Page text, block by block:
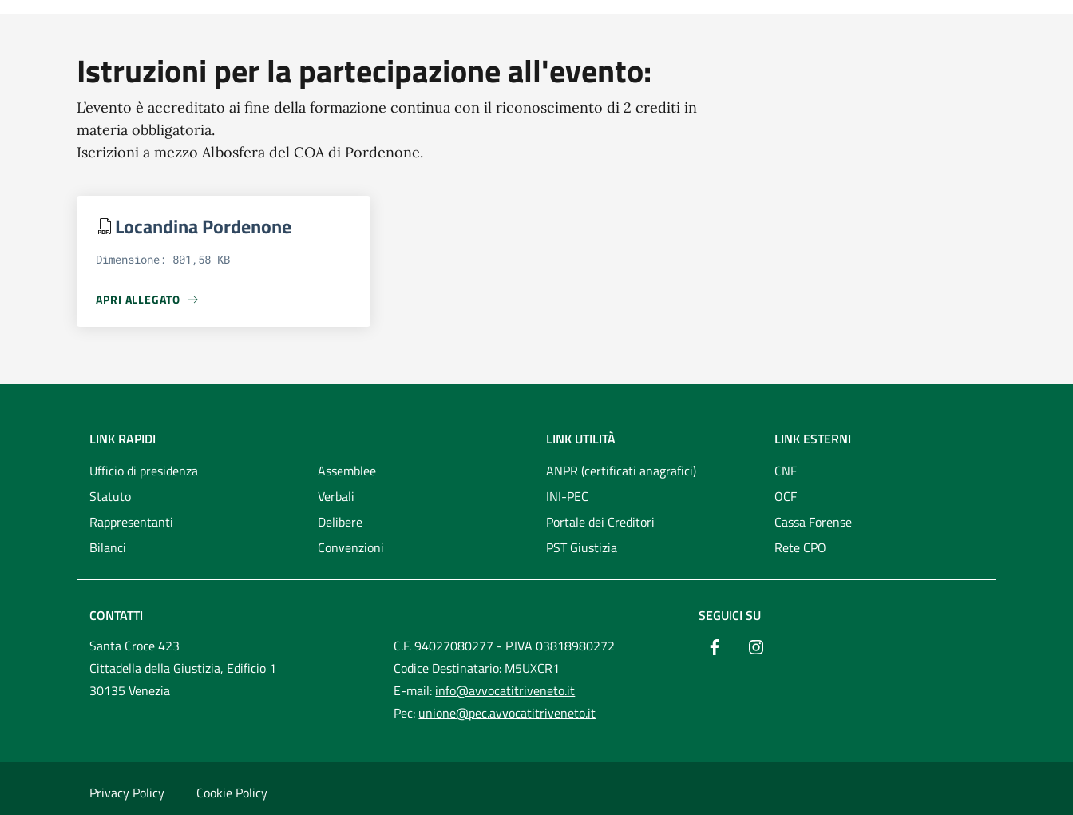
Istruzioni per la partecipazione all'evento:
L’evento è accreditato ai fine della formazione continua con il riconoscimento di 2 crediti in
materia obbligatoria.
Iscrizioni a mezzo Albosfera del COA di Pordenone.
Locandina Pordenone
Dimensione: 801,58 KB
APRI ALLEGATO
APRI ALLEGATO LOCANDINA PORDENONE
LINK RAPIDI
Ufficio di presidenza
Statuto
Rappresentanti
Bilanci
Assemblee
Verbali
Delibere
Convenzioni
LINK UTILITÀ
ANPR (certificati anagrafici)
INI-PEC
Portale dei Creditori
PST Giustizia
LINK ESTERNI
CNF
OCF
Cassa Forense
Rete CPO
CONTATTI
Santa Croce 423
Cittadella della Giustizia, Edificio 1
30135 Venezia
C.F. 94027080277 - P.IVA 03818980272
Codice Destinatario: M5UXCR1
E-mail: info@avvocatitriveneto.it
Pec: unione@pec.avvocatitriveneto.it
SEGUICI SU
Privacy Policy Cookie Policy